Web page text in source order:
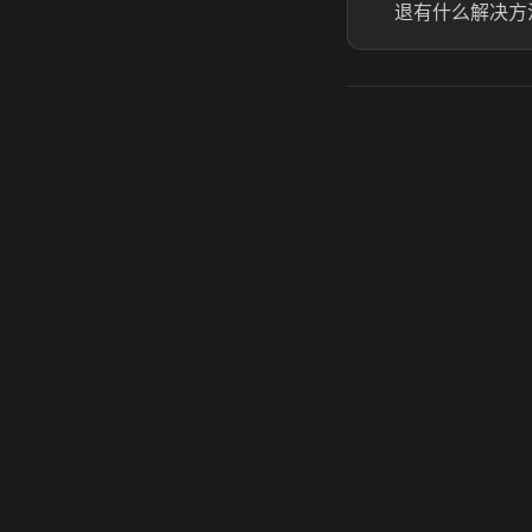
退有什么解决方